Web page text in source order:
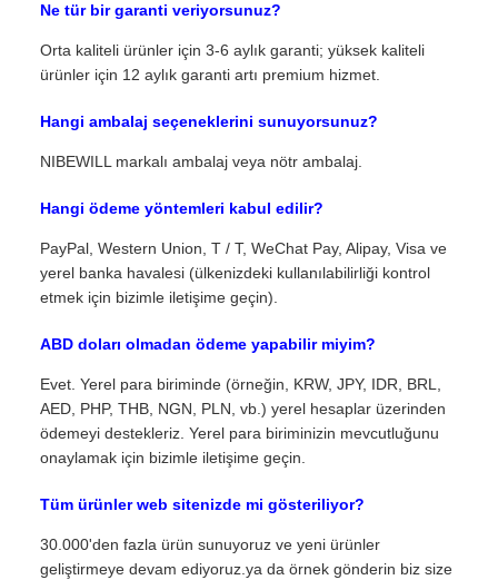
Ne tür bir garanti veriyorsunuz?
Orta kaliteli ürünler için 3-6 aylık garanti; yüksek kaliteli
ürünler için 12 aylık garanti artı premium hizmet.
Hangi ambalaj seçeneklerini sunuyorsunuz?
NIBEWILL markalı ambalaj veya nötr ambalaj.
Hangi ödeme yöntemleri kabul edilir?
PayPal, Western Union, T / T, WeChat Pay, Alipay, Visa ve
yerel banka havalesi (ülkenizdeki kullanılabilirliği kontrol
etmek için bizimle iletişime geçin).
ABD doları olmadan ödeme yapabilir miyim?
Evet. Yerel para biriminde (örneğin, KRW, JPY, IDR, BRL,
AED, PHP, THB, NGN, PLN, vb.) yerel hesaplar üzerinden
ödemeyi destekleriz. Yerel para biriminizin mevcutluğunu
onaylamak için bizimle iletişime geçin.
Tüm ürünler web sitenizde mi gösteriliyor?
30.000'den fazla ürün sunuyoruz ve yeni ürünler
geliştirmeye devam ediyoruz.ya da örnek gönderin biz size